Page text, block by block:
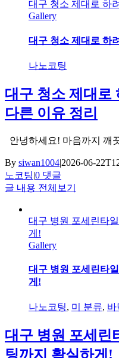
대구 청소 제대로 하
Gallery
대구 청소 제대로 하
나노코팅
대구 청소 제대로
다른 이유 정리
안녕하세요! 마음까지 깨
By siwan1004|2026-06-
노코팅|0 댓글
글 내용 전체보기
대구 병원 포세린타
게!
Gallery
대구 병원 포세린타
게!
나노코팅, 미 분류, 바
대구 병원 포세린
팅까지 확실하게!